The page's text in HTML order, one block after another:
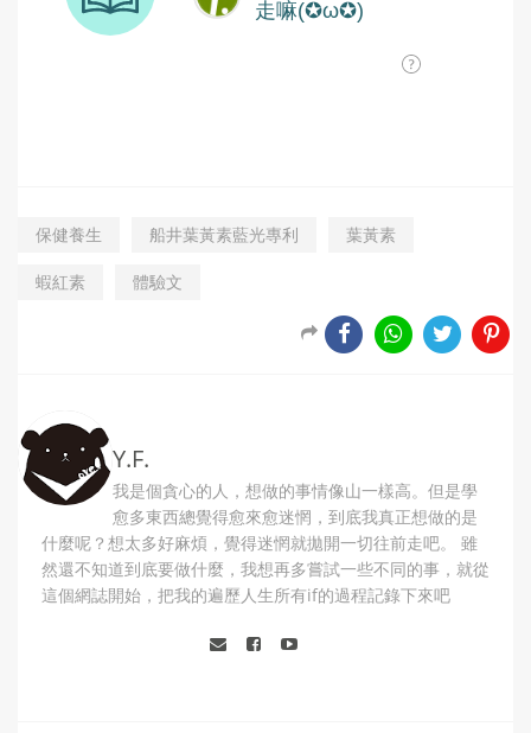
保健養生 船井葉黃素藍光專利 葉黃素
蝦紅素 體驗文
Y.F.
我是個貪心的人，想做的事情像山一樣高。但是學
愈多東西總覺得愈來愈迷惘，到底我真正想做的是
什麼呢？想太多好麻煩，覺得迷惘就拋開一切往前走吧。 雖
然還不知道到底要做什麼，我想再多嘗試一些不同的事，就從
這個網誌開始，把我的遍歷人生所有if的過程記錄下來吧